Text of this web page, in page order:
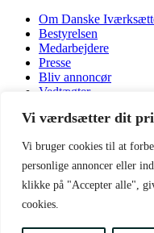
Vi værdsætter dit
Vi bruger cookies til at
personlige annoncer eller
klikke på "Accepter alle",
cookies.
Om Danske
Bestyrelsen
Medarbejdere
Presse
Bliv annoncør
Vedtægter
Dansk politik
Iværksætteranalysen
Nyheder
Kontakt
Copyright © Danske